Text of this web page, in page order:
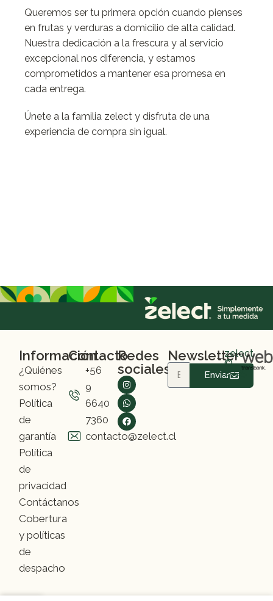
Queremos ser tu primera opción cuando pienses
en frutas y verduras a domicilio de alta calidad.
Nuestra dedicación a la frescura y al servicio
excepcional nos diferencia, y estamos
comprometidos a mantener esa promesa en
cada entrega.
Únete a la familia zelect y disfruta de una
experiencia de compra sin igual.
Información
¿Quiénes
somos?
Política
de
garantía
Política
de
privacidad
Contáctanos
Cobertura
y políticas
de
despacho
Contacto
+56
9
6640
7360
contacto@zelect.cl
Redes
sociales
Newsletter
Enviar
zelect
©
2025